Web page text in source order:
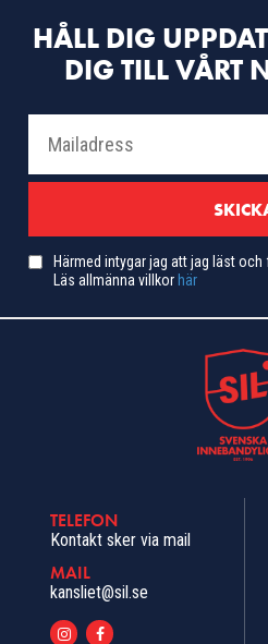
HÅLL DIG
DIG TILL VÅRT
Härmed intygar jag att jag läst
Läs allmänna villkor här
TELEFON
Kontakt sker via mail
MAIL
kansliet@sil.se